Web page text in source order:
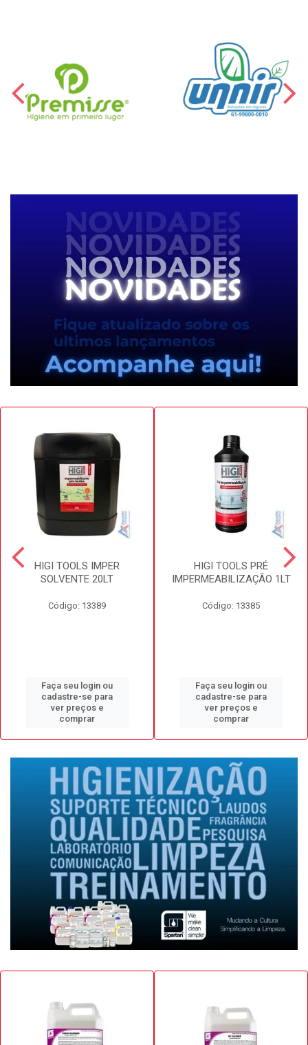
HIGI TOOLS IMPER
SOLVENTE 20LT
Código: 13389
Faça seu login ou
cadastre-se para
ver preços e
comprar
HIGI TOOLS PRÉ
IMPERMEABILIZAÇÃO 1LT
Código: 13385
Faça seu login ou
cadastre-se para
ver preços e
comprar